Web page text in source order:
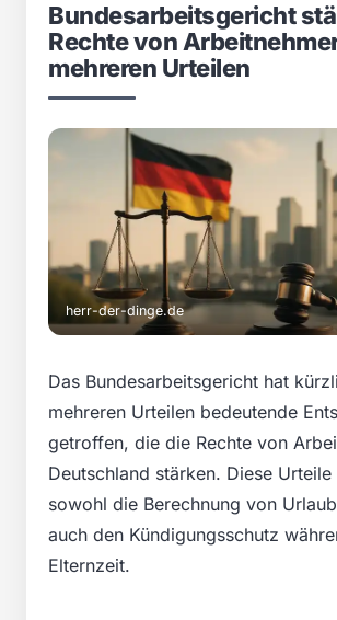
Bundesarbeitsgericht
Rechte von
mehreren Urteilen
herr-der-dinge.de
Das Bundesarbeitsgericht hat
mehreren Urteilen bedeutende
getroffen, die die Rechte von
Deutschland stärken. Diese
sowohl die Berechnung von
auch den Kündigungsschutz
Elternzeit.